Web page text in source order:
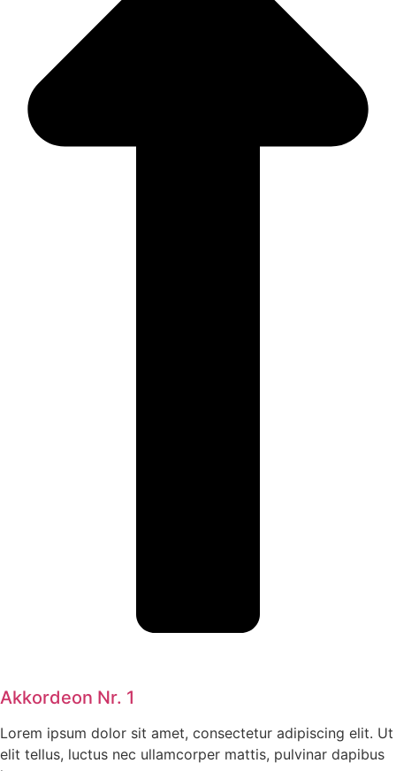
Akkordeon Nr. 1
Lorem ipsum dolor sit amet, consectetur adipiscing elit. Ut
elit tellus, luctus nec ullamcorper mattis, pulvinar dapibus